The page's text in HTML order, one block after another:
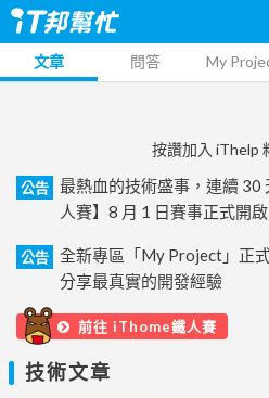
文章 問答 My
按讚加入 iThelp
公告
最熱血的技術盛事，連續 30
人賽】8 月 1 日賽事正式開啟
公告
全新專區「My Project」正
分享最真實的開發經驗
前往 iThome鐵人賽
技術文章